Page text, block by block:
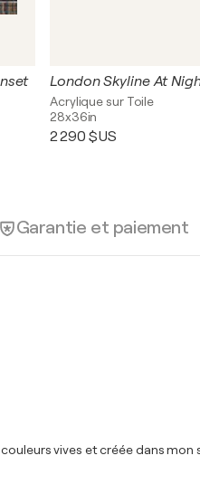
London Skyline At
Acrylique sur Toile
28x36in
2 290 $US
Garantie et paiement
vives et créée dans